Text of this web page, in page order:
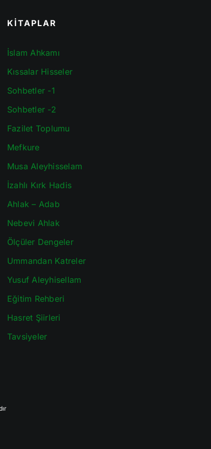
KİTAPLAR
İslam Ahkamı
Kıssalar Hisseler
Sohbetler -1
Sohbetler -2
Fazilet Toplumu
Mefkure
Musa Aleyhisselam
İzahlı Kırk Hadis
Ahlak – Adab
Nebevi Ahlak
Ölçüler Dengeler
Ummandan Katreler
Yusuf Aleyhisellam
Eğitim Rehberi
Hasret Şiirleri
Tavsiyeler